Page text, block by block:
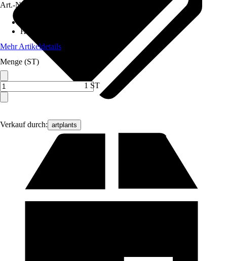
Verkauf durch: artplants
Art.-Nr.
Höhe
Mehr Artikeldetails
Menge (ST)
1 ST